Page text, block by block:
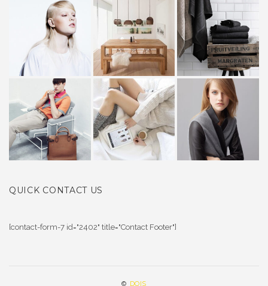
QUICK CONTACT US
[contact-form-7 id="2402" title="Contact Footer"]
© DOIS